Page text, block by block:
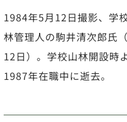
1984年5月12日撮影、学
林管理人の駒井清次郎氏
12日）。学校山林開設時
1987年在職中に逝去。